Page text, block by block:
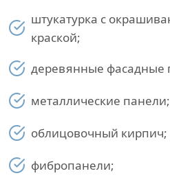
штукатурка с
краской;
деревянные фасадные
металлические панели;
облицовочный кирпич;
фибропанели;